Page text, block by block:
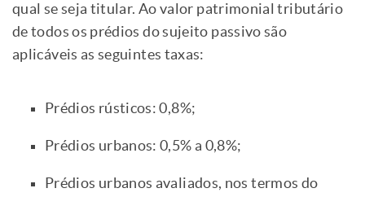
qual se seja titular. Ao valor patrimonial tributário
de todos os prédios do sujeito passivo são
aplicáveis as seguintes taxas:
Prédios rústicos: 0,8%;
Prédios urbanos: 0,5% a 0,8%;
Prédios urbanos avaliados, nos termos do